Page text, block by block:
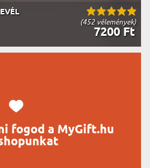
(452 vélemények)
7200 Ft
fogod a MyGift.hu